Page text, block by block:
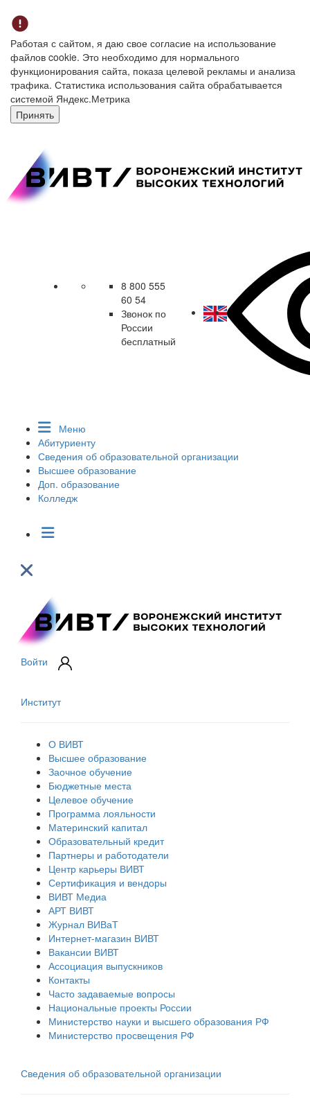
Работая с сайтом, я даю свое согласие на использование
файлов cookie. Это необходимо для нормального
функционирования сайта, показа целевой рекламы и анализа
трафика. Статистика использования сайта обрабатывается
системой Яндекс.Метрика
Принять
8 800 555
60 54
Звонок по
России
бесплатный
Меню
Абитуриенту
Сведения об образовательной организации
Высшее образование
Доп. образование
Колледж
Войти
Институт
О ВИВТ
Высшее образование
Заочное обучение
Бюджетные места
Целевое обучение
Программа лояльности
Материнский капитал
Образовательный кредит
Партнеры и работодатели
Центр карьеры ВИВТ
Сертификация и вендоры
ВИВТ Медиа
АРТ ВИВТ
Журнал ВИВаТ
Интернет-магазин ВИВТ
Вакансии ВИВТ
Ассоциация выпускников
Контакты
Часто задаваемые вопросы
Национальные проекты России
Министерство науки и высшего образования РФ
Министерство просвещения РФ
Сведения об образовательной организации